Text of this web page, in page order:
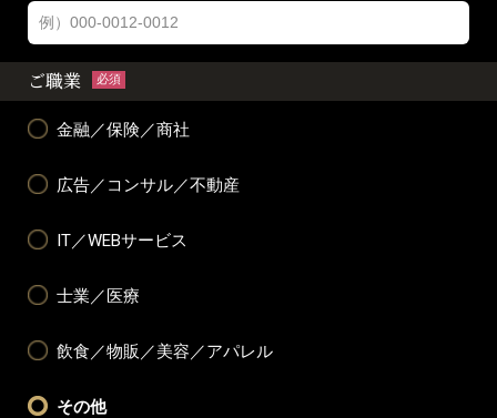
ご職業 必須
金融／保険／商社
広告／コンサル／不動産
IT／WEBサービス
士業／医療
飲食／物販／美容／アパレル
その他